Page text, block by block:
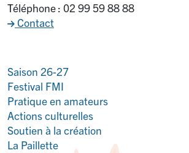
Téléphone : 02 99 59 88 88
Contact
Saison 26-27
Festival FMI
Pratique en amateurs
Actions culturelles
Soutien à la création
La Paillette